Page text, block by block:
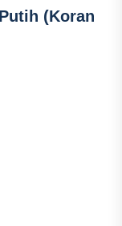
(Koran